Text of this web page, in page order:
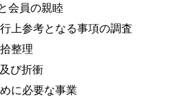
会員の親睦
上参考となる事項の調査
整理
び折衝
に必要な事業